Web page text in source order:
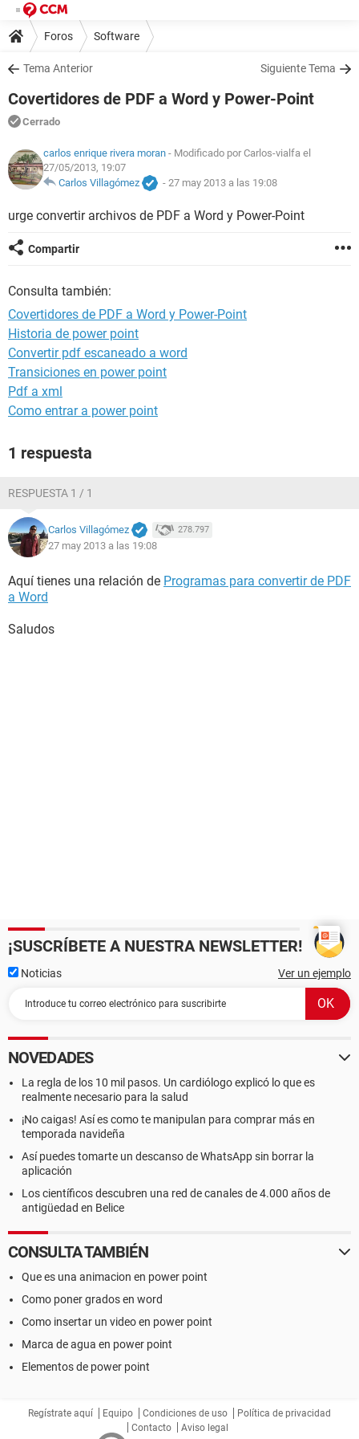
Foros Software
Tema Anterior Siguiente Tema
Covertidores de PDF a Word y Power-Point
Cerrado
carlos enrique rivera moran - Modificado por Carlos-vialfa el
27/05/2013, 19:07
Carlos Villagómez
-27 may 2013 a las 19:08
urge convertir archivos de PDF a Word y Power-Point
Compartir
Consulta también:
Covertidores de PDF a Word y Power-Point
Historia de power point
Convertir pdf escaneado a word
Transiciones en power point
Pdf a xml
Como entrar a power point
1 respuesta
RESPUESTA 1 / 1
Carlos Villagómez 278.797
27 may 2013 a las 19:08
Aquí tienes una relación de Programas para convertir de PDF
a Word
Saludos
¡SUSCRÍBETE A NUESTRA NEWSLETTER!
Noticias Ver un ejemplo
NOVEDADES
La regla de los 10 mil pasos. Un cardiólogo explicó lo que es
realmente necesario para la salud
¡No caigas! Así es como te manipulan para comprar más en
temporada navideña
Así puedes tomarte un descanso de WhatsApp sin borrar la
aplicación
Los científicos descubren una red de canales de 4.000 años de
antigüedad en Belice
CONSULTA TAMBIÉN
Que es una animacion en power point
Como poner grados en word
Como insertar un video en power point
Marca de agua en power point
Elementos de power point
Regístrate aquí Equipo Condiciones de uso
Política de privacidad
Contacto
Aviso legal